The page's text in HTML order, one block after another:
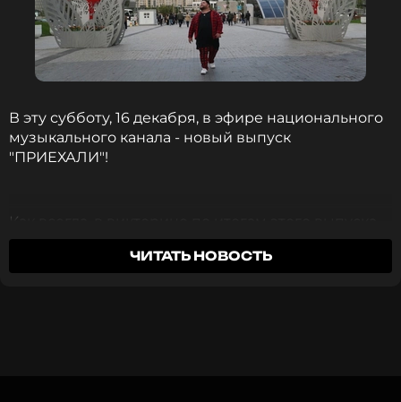
• Собор святого Викентия де Поля
• Медина (Старый город, построен в 9 в.н.э.)
• Карфаген (так на секундочку – он на 60 лет
старше Рима)
• Сиди-Бу-Саид (Город художников)
«Звездные войны»)
• И конечно же - РЫНОК
В эту субботу, 16 декабря, в эфире национального
музыкального канала - новый выпуск
"ПРИЕХАЛИ"!
Как всегда, в викторине по итогам этого выпуска
можно выиграть замечательные призы!
ЧИТАТЬ НОВОСТЬ